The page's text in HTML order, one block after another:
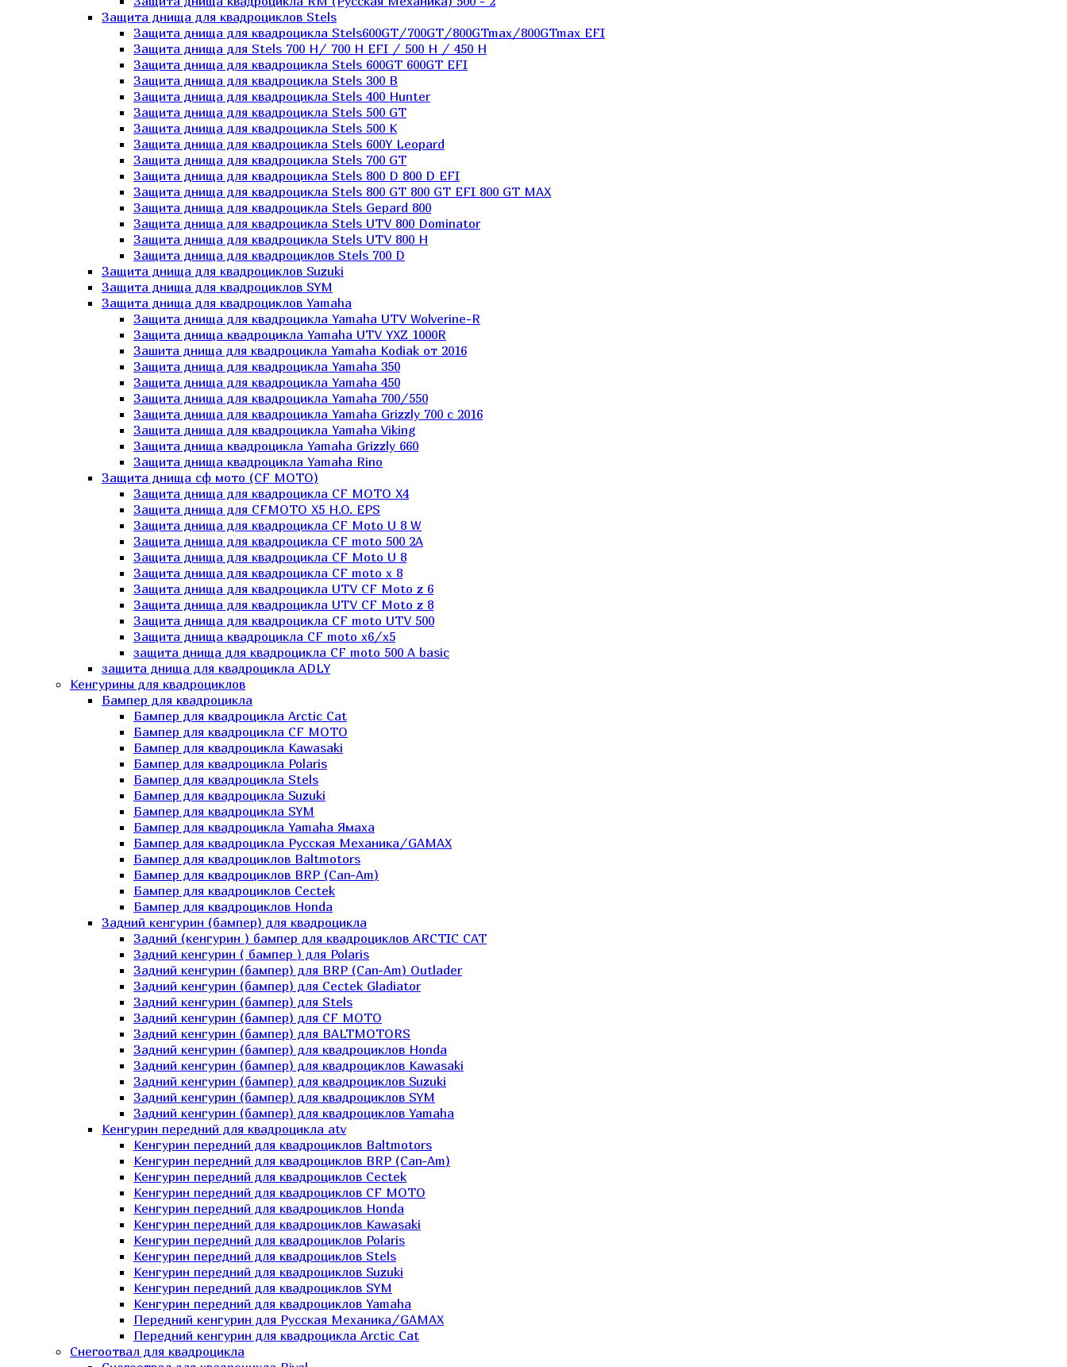
Защита днища для квадроциклов Stels
Защита днища для квадроцикла Stels600GT/700GT/800GTmax/800GTmax EFI
Защита днища для Stels 700 H/ 700 H EFI / 500 H / 450 H
Защита днища для квадроцикла Stels 600GT 600GT EFI
Защита днища для квадроцикла Stels 300 B
Защита днища для квадроцикла Stels 400 Hunter
Защита днища для квадроцикла Stels 500 GT
Защита днища для квадроцикла Stels 500 K
Защита днища для квадроцикла Stels 600Y Leopard
Защита днища для квадроцикла Stels 700 GT
Защита днища для квадроцикла Stels 800 D 800 D EFI
Защита днища для квадроцикла Stels 800 GT 800 GT EFI 800 GT MAX
Защита днища для квадроцикла Stels Gepard 800
Защита днища для квадроцикла Stels UTV 800 Dominator
Защита днища для квадроцикла Stels UTV 800 H
Защита днища для квадроциклов Stels 700 D
Защита днища для квадроциклов Suzuki
Защита днища для квадроциклов SYM
Защита днища для квадроциклов Yamaha
Защита днища для квадроцикла Yamaha UTV Wolverine-R
Защита днища квадроцикла Yamaha UTV YXZ 1000R
Зашита днища для квадроцикла Yamaha Kodiak от 2016
Защита днища для квадроцикла Yamaha 350
Защита днища для квадроцикла Yamaha 450
Защита днища для квадроцикла Yamaha 700/550
Защита днища для квадроцикла Yamaha Grizzly 700 с 2016
Защита днища для квадроцикла Yamaha Viking
Защита днища квадроцикла Yamaha Grizzly 660
Защита днища квадроцикла Yamaha Rino
Защита днища сф мото (CF MOTO)
Защита днища для квадроцикла CF MOTO X4
Защита днища для CFMOTO X5 H.O. EPS
Защита днища для квадроцикла CF Moto U 8 W
Защита днища для квадроцикла CF moto 500 2A
Защита днища для квадроцикла CF Moto U 8
Защита днища для квадроцикла CF moto x 8
Защита днища для квадроцикла UTV CF Moto z 6
Защита днища для квадроцикла UTV CF Moto z 8
Защита днища для квадроцикла СF moto UTV 500
Защита днища квадроцикла СF moto x6/x5
защита днища для квадроцикла CF moto 500 A basic
защита днища для квадроцикла ADLY
Кенгурины для квадроциклов
Бампер для квадроцикла
Бампер для квадроцикла Arctic Cat
Бампер для квадроцикла CF MOTO
Бампер для квадроцикла Kawasaki
Бампер для квадроцикла Polaris
Бампер для квадроцикла Stels
Бампер для квадроцикла Suzuki
Бампер для квадроцикла SYM
Бампер для квадроцикла Yamaha Ямаха
Бампер для квадроцикла Русская Механика/GAMAX
Бампер для квадроциклов Baltmotors
Бампер для квадроциклов BRP (Can-Am)
Бампер для квадроциклов Cectek
Бампер для квадроциклов Honda
Задний кенгурин (бампер) для квадроцикла
Задний (кенгурин ) бампер для квадроциклов ARCTIC CAT
Задний кенгурин ( бампер ) для Polaris
Задний кенгурин (бампер) для BRP (Can-Am) Outlader
Задний кенгурин (бампер) для Cectek Gladiator
Задний кенгурин (бампер) для Stels
Задний кенгурин (бампер) для СF MOTO
Задний кенгурин (бампер) для BALTMOTORS
Задний кенгурин (бампер) для квадроциклов Honda
Задний кенгурин (бампер) для квадроциклов Kawasaki
Задний кенгурин (бампер) для квадроциклов Suzuki
Задний кенгурин (бампер) для квадроциклов SYM
Задний кенгурин (бампер) для квадроциклов Yamaha
Кенгурин передний для квадроцикла atv
Кенгурин передний для квадроциклов Baltmotors
Кенгурин передний для квадроциклов BRP (Can-Am)
Кенгурин передний для квадроциклов Cectek
Кенгурин передний для квадроциклов CF MOTO
Кенгурин передний для квадроциклов Honda
Кенгурин передний для квадроциклов Kawasaki
Кенгурин передний для квадроциклов Polaris
Кенгурин передний для квадроциклов Stels
Кенгурин передний для квадроциклов Suzuki
Кенгурин передний для квадроциклов SYM
Кенгурин передний для квадроциклов Yamaha
Передний кенгурин для Русская Механика/GAMAX
Передний кенгурин для квадроцикла Arctic Cat
Снегоотвал для квадроцикла